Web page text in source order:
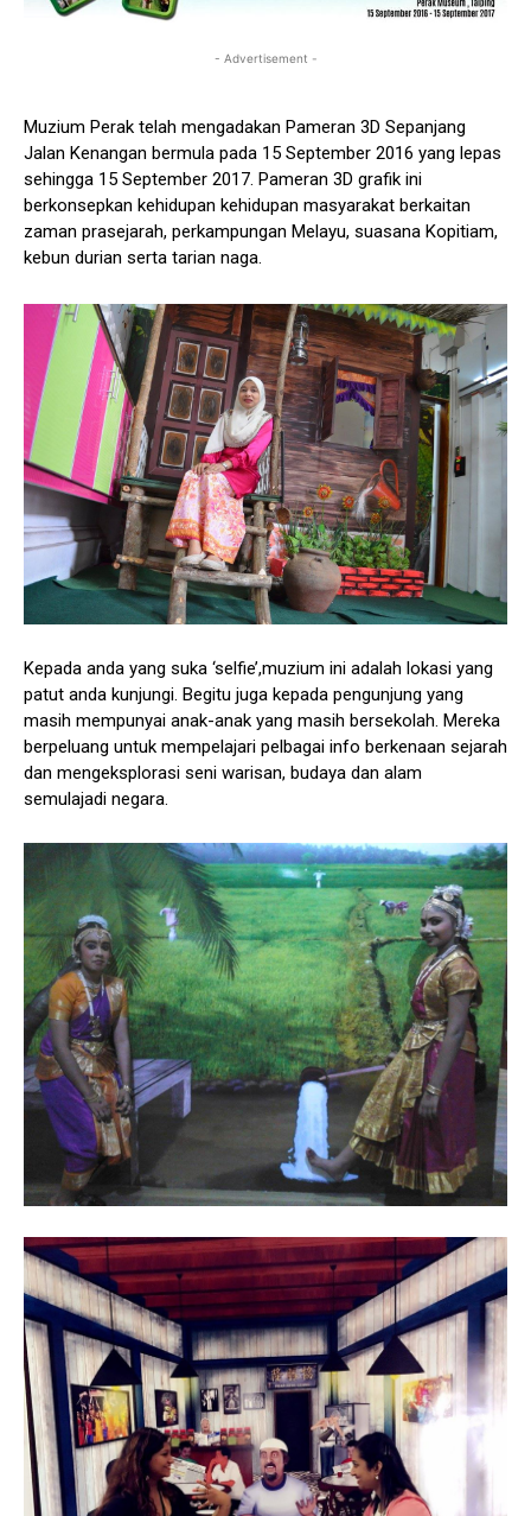
- Advertisement -
Muzium Perak telah mengadakan Pameran 3D Sepanjang
Jalan Kenangan bermula pada 15 September 2016 yang lepas
sehingga 15 September 2017. Pameran 3D grafik ini
berkonsepkan kehidupan kehidupan masyarakat berkaitan
zaman prasejarah, perkampungan Melayu, suasana Kopitiam,
kebun durian serta tarian naga.
Kepada anda yang suka ‘selfie’,muzium ini adalah lokasi yang
patut anda kunjungi. Begitu juga kepada pengunjung yang
masih mempunyai anak-anak yang masih bersekolah. Mereka
berpeluang untuk mempelajari pelbagai info berkenaan sejarah
dan mengeksplorasi seni warisan, budaya dan alam
semulajadi negara.